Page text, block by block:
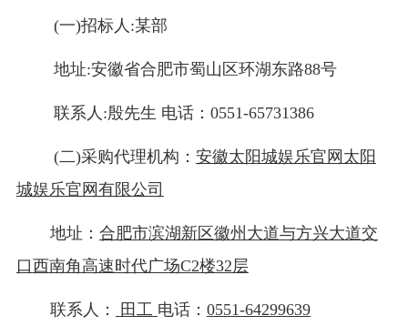
(一)招标人:某部
地址:安徽省合肥市蜀山区环湖东路88号
联系人:殷先生 电话：0551-65731386
(二)采购代理机构： 安徽太阳城娱乐官网太阳
城娱乐官网有限公司
地址： 合肥市滨湖新区徽州大道与方兴大道交
口西南角高速时代广场C2楼32层
联系人： 田工 电话： 0551-64299639